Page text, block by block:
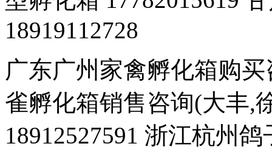
18919112728
广东广州家禽孵化箱购
雀孵化箱销售咨询(大丰,
18912527591 浙江杭州